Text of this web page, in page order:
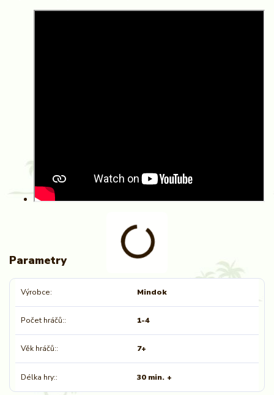
Parametry
Výrobce Mindok
Počet hráčů: 1-4
Věk hráčů: 7+
Délka hry: 30 min. +